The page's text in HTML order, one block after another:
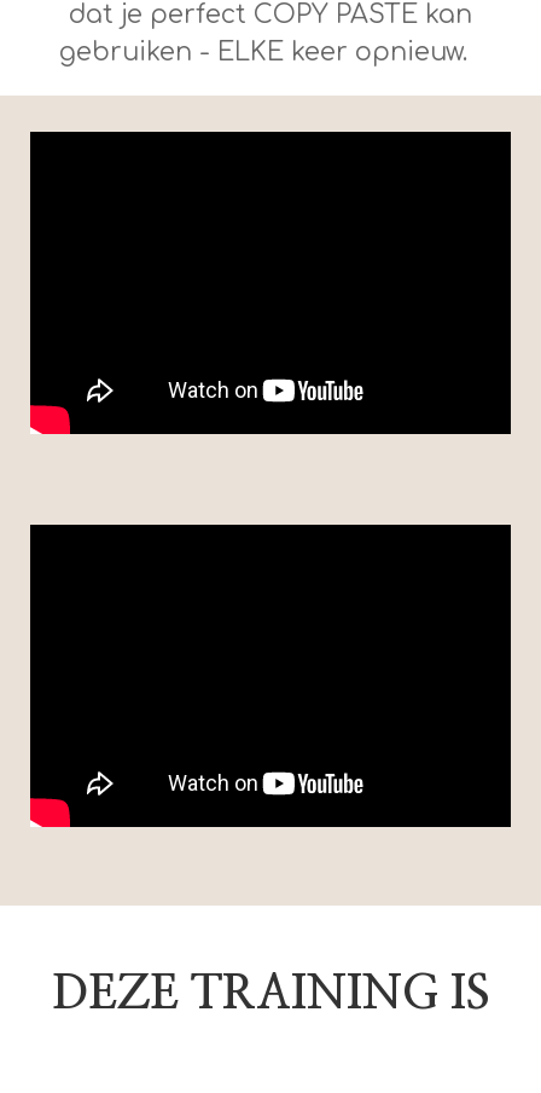
dat je perfect COPY PASTE kan
gebruiken - ELKE keer opnieuw.
DEZE TRAINING IS